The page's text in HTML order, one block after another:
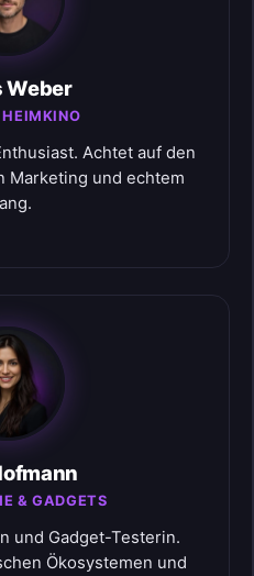
Weber
Achtet auf den
Marketing und echtem
& GADGETS
und Gadget-Testerin.
Ökosystemen und